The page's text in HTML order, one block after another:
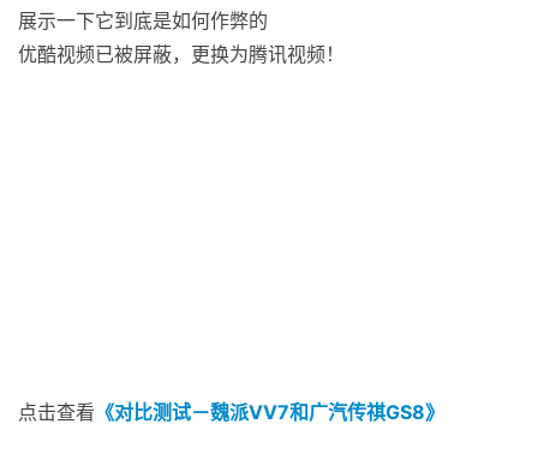
展示一下它到底是如何作弊的
优酷视频已被屏蔽，更换为腾讯视频！
点击查看 《对比测试－魏派VV7和广汽传祺GS8》